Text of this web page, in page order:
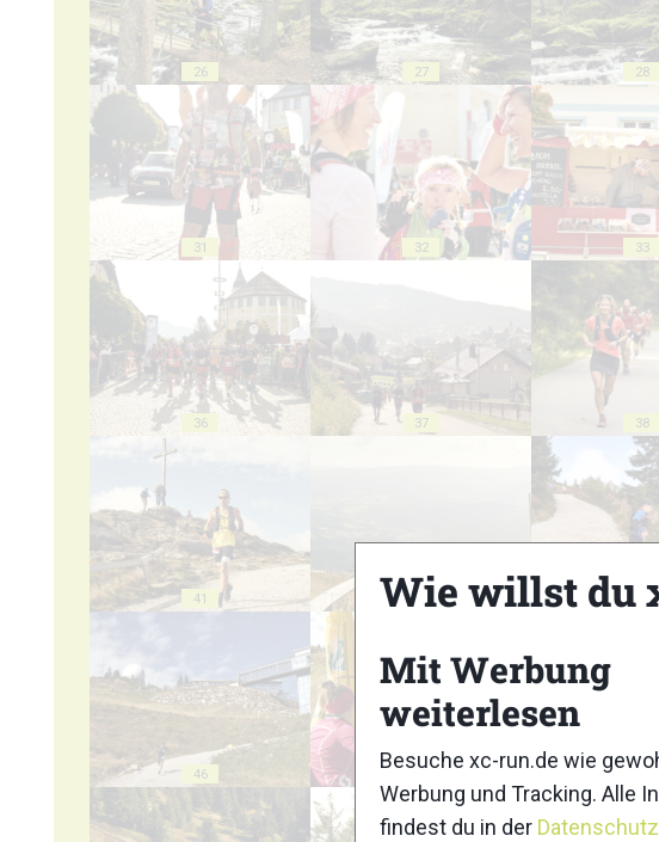
26 27 28
31 32 33
36 37 38
41 42 43
46
Wie willst du
Mit Werbung
weiterlesen
Besuche xc-run.de wie
Werbung und Tracking. Alle
findest du in der